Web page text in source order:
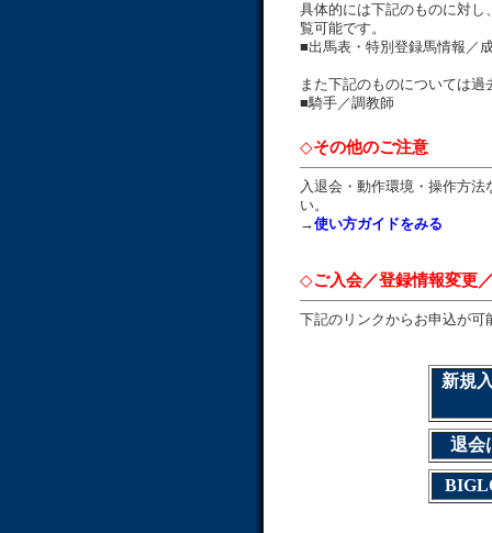
具体的には下記のものに対
覧可能です。
■出馬表・特別登録馬情報／
また下記のものについては
■騎手／調教師
◇その他のご注意
入退会・動作環境・操作方
い。
→使い方ガイドをみる
◇ご入会／登録情報変更
下記のリンクからお申込が可
新規
退会